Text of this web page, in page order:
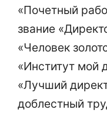
«Почетный
звание
«Человек
«Институт мой
«Лучший
доблестный